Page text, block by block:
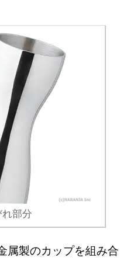
れ部分
属製のカップを組み合